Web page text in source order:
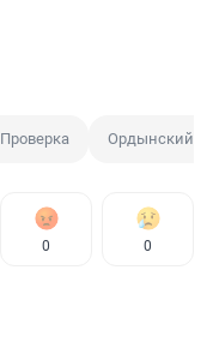
Проверка Ордынский
0 0